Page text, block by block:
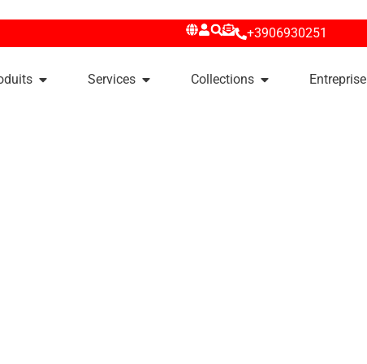
+3906930251
Services Collections Entreprise